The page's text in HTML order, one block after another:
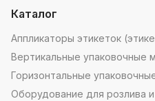
Каталог
Аппликаторы этикеток
Вертикальные упаковочные
Горизонтальные
Оборудование для розлива